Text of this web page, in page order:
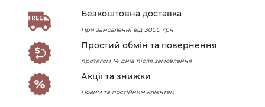
Безкоштовна доставка
При замовленні від 3000 грн
Простий обмін та повернення
протягом 14 днів після замовлення
Акції та знижки
Новим та постійним клієнтам